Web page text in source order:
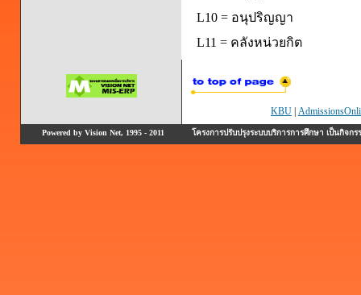
L10 = อนุปริญญา
L11 = คลังหน่วยกิต
KBU
Powered by Vision Net, 1995 - 2011 โครงการปรับปรุงระบบบริการการศึกษา เป็นกิ